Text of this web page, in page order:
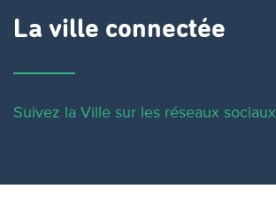
La ville connectée
Suivez la Ville sur les réseaux sociaux